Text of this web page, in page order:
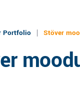
Portfolio | Stöver